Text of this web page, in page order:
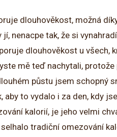
dlouhověkost, možná
nenacpe tak, že si
dlouhověkost u všech,
mě teď nachytali,
půstu jsem schopný
to vydalo i za den, kdy
kalorií, je jeho velmi
tradiční omezování